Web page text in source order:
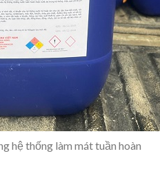
hệ thống làm mát tuần hoàn